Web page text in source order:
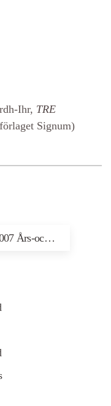
Ihr, TRE
Signum)
Års-oc…